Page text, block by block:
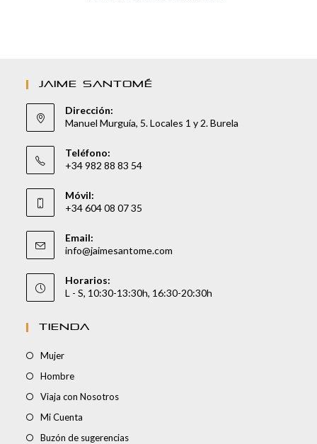
JAIME SANTOMÉ
Dirección:
Manuel Murguía, 5. Locales 1 y 2. Burela
Teléfono:
+34 982 88 83 54
Móvil:
+34 604 08 07 35
Email:
info@jaimesantome.com
Horarios:
L - S, 10:30-13:30h, 16:30-20:30h
TIENDA
Mujer
Hombre
Viaja con Nosotros
Mi Cuenta
Buzón de sugerencias